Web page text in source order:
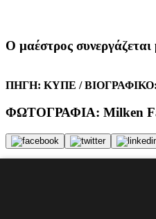
O μαέστρος
ΠΗΓΗ: ΚΥΠΕ /
ΦΩΤΟΓΡΑΦΙΑ: Milken